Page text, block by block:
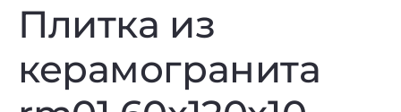
Плитка из
керамогранита